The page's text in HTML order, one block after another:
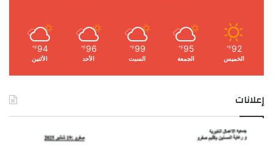
92
℉
الخميس
95
℉
الجمعة
99
℉
السبت
96
℉
الأحد
94
℉
الأثنين
إعلانات